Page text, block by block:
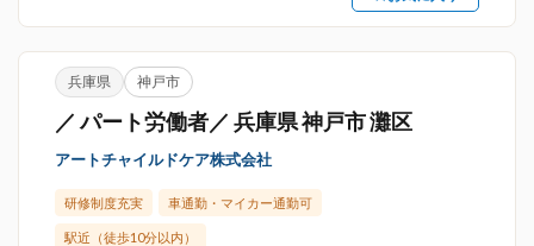
兵庫県 神戸市
／ パート労働者／ 兵庫県 神戸市 灘区
アートチャイルドケア株式会社
研修制度充実 車通勤・マイカー通勤可
駅近（徒歩10分以内）